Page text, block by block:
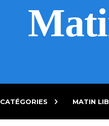
CATÉGORIES MATIN